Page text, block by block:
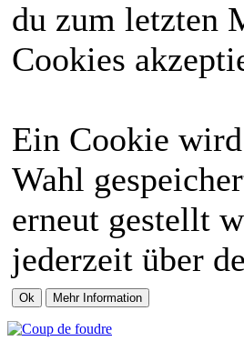
du zum letzten
Cookies
Ein Cookie
Wahl
erneut gestellt
jederzeit über